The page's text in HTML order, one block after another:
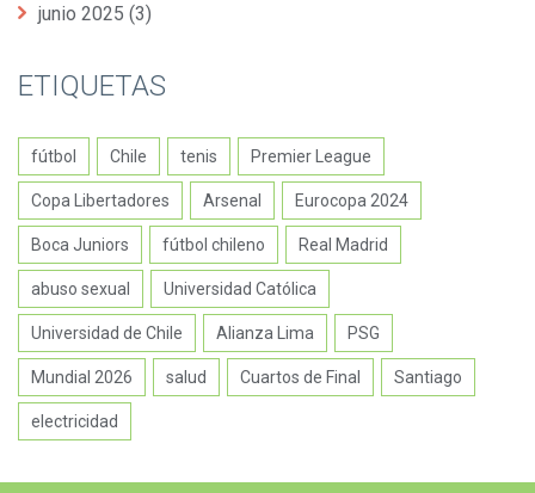
junio 2025 (3)
ETIQUETAS
fútbol Chile tenis Premier League
Copa Libertadores Arsenal Eurocopa 2024
Boca Juniors fútbol chileno Real Madrid
abuso sexual Universidad Católica
Universidad de Chile Alianza Lima PSG
Mundial 2026 salud Cuartos de Final Santiago
electricidad